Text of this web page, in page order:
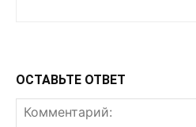
ОСТАВЬТЕ ОТВЕТ